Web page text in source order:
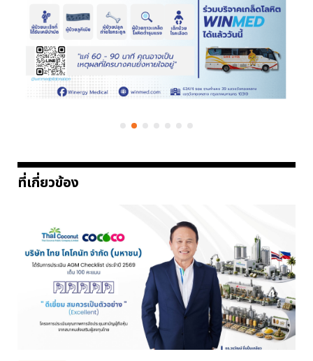
ที่เกี่ยวข้อง